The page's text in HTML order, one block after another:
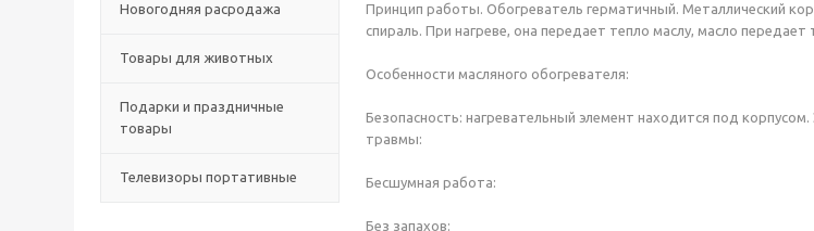
Новогодняя расродажа
Товары для животных
Подарки и праздничные
товары
Телевизоры портативные
Принцип работы. Обогреватель герматичный. Металлический
спираль. При нагреве, она передает тепло маслу, масло передает
Особенности масляного обогревателя:
Безопасность: нагревательный элемент находится под
травмы:
Бесшумная работа:
Без запахов: